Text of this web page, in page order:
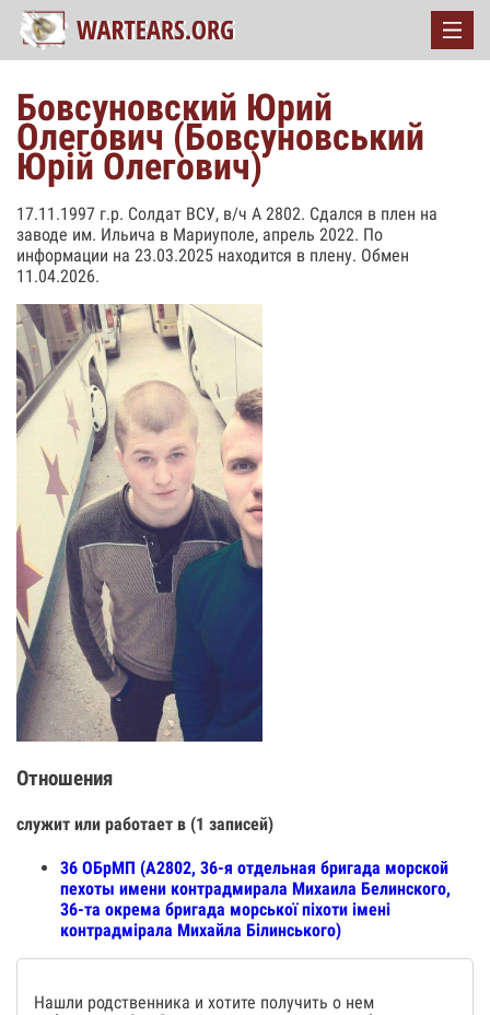
Бовсуновский Юрий
Олегович (Бовсуновський
Юрій Олегович)
17.11.1997 г.р. Солдат ВСУ, в/ч А 2802. Сдался в плен на
заводе им. Ильича в Мариуполе, апрель 2022. По
информации на 23.03.2025 находится в плену. Обмен
11.04.2026.
Отношения
служит или работает в (1 записей)
36 ОБрМП (А2802, 36-я отдельная бригада морской
пехоты имени контрадмирала Михаила Белинского,
36-та окрема бригада морської піхоти імені
контрадмірала Михайла Білинського)
Нашли родственника и хотите получить о нем